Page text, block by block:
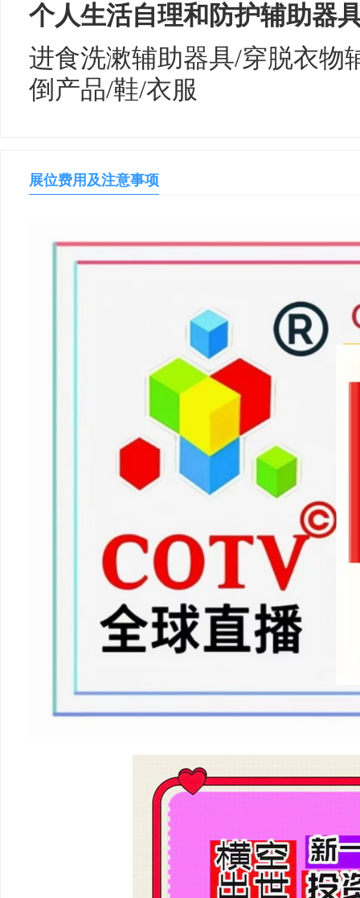
个人生活自理和防护辅助器
进食洗漱辅助器具/穿脱衣物
倒产品/鞋/衣服
展位费用及注意事项